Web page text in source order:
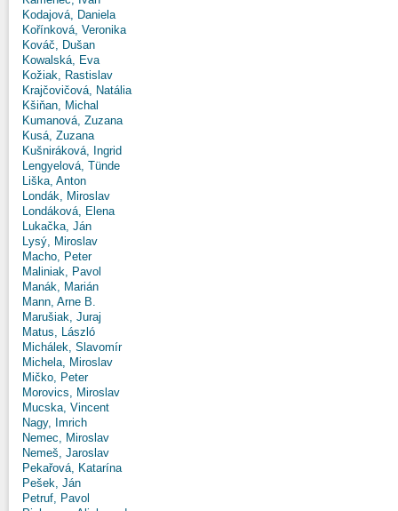
Kodajová, Daniela
Kořínková, Veronika
Kováč, Dušan
Kowalská, Eva
Kožiak, Rastislav
Krajčovičová, Natália
Kšiňan, Michal
Kumanová, Zuzana
Kusá, Zuzana
Kušniráková, Ingrid
Lengyelová, Tünde
Liška, Anton
Londák, Miroslav
Londáková, Elena
Lukačka, Ján
Lysý, Miroslav
Macho, Peter
Maliniak, Pavol
Manák, Marián
Mann, Arne B.
Marušiak, Juraj
Matus, László
Michálek, Slavomír
Michela, Miroslav
Mičko, Peter
Morovics, Miroslav
Mucska, Vincent
Nagy, Imrich
Nemec, Miroslav
Nemeš, Jaroslav
Pekařová, Katarína
Pešek, Ján
Petruf, Pavol